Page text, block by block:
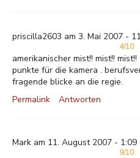
priscilla2603 am 3. Mai 2007 -
4/10
amerikanischer mist!! mist!!
punkte für die kamera .
fragende blicke an die regie.
Permalink
Antworten
Mark am 11. August 2007 - 1:09
9/10